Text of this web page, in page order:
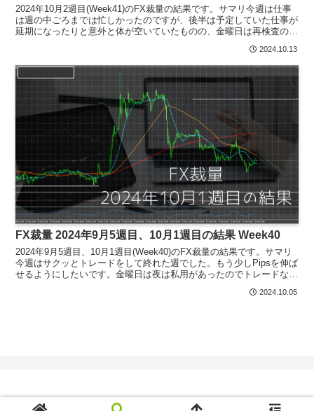
2024年10月2週目(Week41)のFX裁量の結果です。サマリ今週は仕事
は週の中ごろまでは忙しかったのですが、後半は予定していた仕事が
延期になったりと意外と体が空いていたものの、金曜日は再検査の前
2024.10.13
FX裁量 2024年9月5週目、10月1週目の結果 Week40
2024年9月5週目、10月1週目(Week40)のFX裁量の結果です。サマリ
今週はサクッとトレードをして終れた週でした。もう少しPipsを伸ば
せるようにしたいです。金曜日は夜は私用があったのでトレードなし
2024.10.05